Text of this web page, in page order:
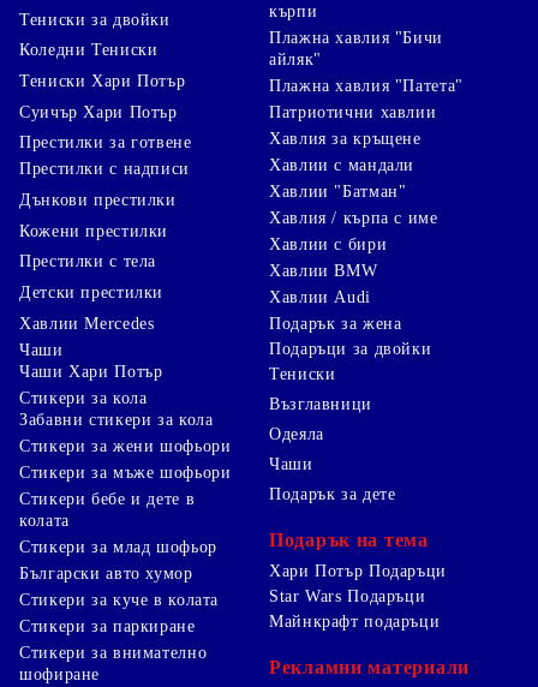
Тениски за двойки
Коледни Тениски
Тениски Хари Потър
Суичър Хари Потър
Престилки за готвене
Престилки с надписи
Дънкови престилки
Кожени престилки
Престилки с тела
Детски престилки
кърпи
Плажна хавлия "Бичи
айляк"
Плажна хавлия "Патета"
Патриотични хавлии
Хавлия за кръщене
Хавлии с мандали
Хавлии "Батман"
Хавлия / кърпа с име
Хавлии с бири
Хавлии BMW
Хавлии Audi
Хавлии Mercedes
Чаши
Чаши Хари Потър
Стикери за кола
Забавни стикери за кола
Стикери за жени шофьори
Стикери за мъже шофьори
Стикери бебе и дете в
колата
Стикери за млад шофьор
Български авто хумор
Стикери за куче в колата
Стикери за паркиране
Стикери за внимателно
шофиране
Подарък за жена
Подаръци за двойки
Тениски
Възглавници
Одеяла
Чаши
Подарък за дете
Подарък на тема
Хари Потър Подаръци
Star Wars Подаръци
Майнкрафт подаръци
Рекламни материали